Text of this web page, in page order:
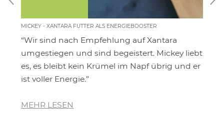
MICKEY - XANTARA FUTTER ALS ENERGIEBOOSTER
“Wir sind nach Empfehlung auf Xantara
umgestiegen und sind begeistert. Mickey liebt
es, es bleibt kein Krümel im Napf übrig und er
ist voller Energie.”
MEHR LESEN